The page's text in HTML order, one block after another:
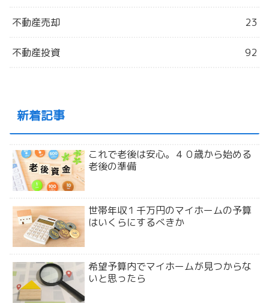
不動産売却 23
不動産投資 92
新着記事
これで老後は安心。４０歳から始める
老後の準備
世帯年収１千万円のマイホームの予算
はいくらにするべきか
希望予算内でマイホームが見つからな
いと思ったら